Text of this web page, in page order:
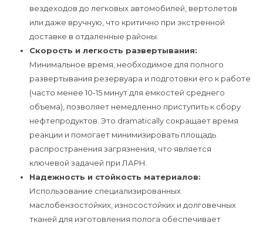
вездеходов до легковых автомобилей, вертолетов
или даже вручную, что критично при экстренной
доставке в отдаленные районы.
Скорость и легкость развертывания:
Минимальное время, необходимое для полного
развертывания резервуара и подготовки его к работе
(часто менее 10-15 минут для емкостей среднего
объема), позволяет немедленно приступить к сбору
нефтепродуктов. Это dramatically сокращает время
реакции и помогает минимизировать площадь
распространения загрязнения, что является
ключевой задачей при ЛАРН.
Надежность и стойкость материалов:
Использование специализированных
маслобензостойких, износостойких и долговечных
тканей для изготовления полога обеспечивает